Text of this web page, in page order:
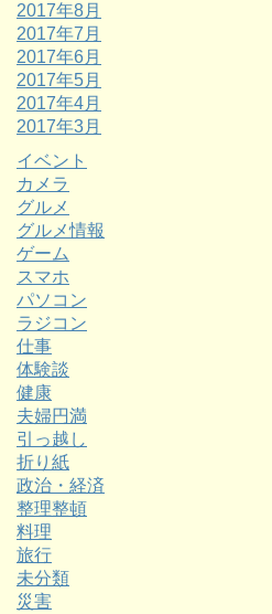
2017年8月
2017年7月
2017年6月
2017年5月
2017年4月
2017年3月
イベント
カメラ
グルメ
グルメ情報
ゲーム
スマホ
パソコン
ラジコン
仕事
体験談
健康
夫婦円満
引っ越し
折り紙
政治・経済
整理整頓
料理
旅行
未分類
災害